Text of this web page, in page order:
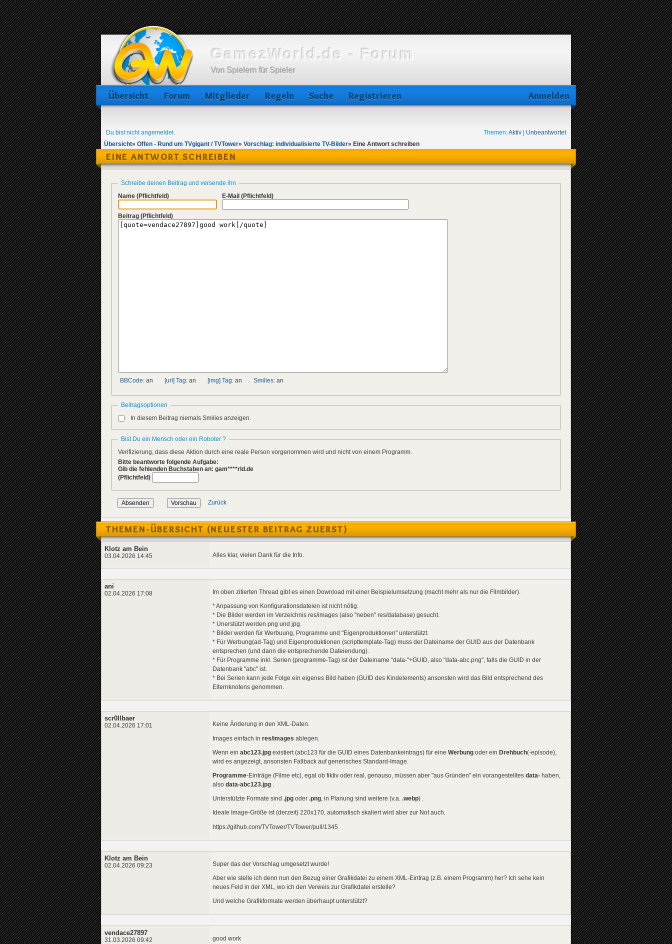
GamezWorld.de - Forum
Von Spielern für Spieler
Übersicht Forum Mitglieder Regeln Suche Registrieren Anmelden
Du bist nicht angemeldet. Themen:Aktiv
Unbeantwortet
Übersicht» Offen - Rund um TVgigant / TVTower» Vorschlag: individualisierte TV-Bilder» Eine Antwort schreiben
EINE ANTWORT SCHREIBEN
Schreibe deinen Beitrag und versende ihn
Name (Pflichtfeld) E-Mail (Pflichtfeld)
Beitrag (Pflichtfeld)
BBCode: an [url] Tag: an [img] Tag: an Smilies: an
Beitragsoptionen
In diesem Beitrag niemals Smilies anzeigen.
Bist Du ein Mensch oder ein Roboter ?
Verifizierung, dass diese Aktion durch eine reale Person vorgenommen wird und nicht von einem Programm.
Bitte beantworte folgende Aufgabe:
Gib die fehlenden Buchstaben an: gam****rld.de
(Pflichtfeld)
Zurück
THEMEN-ÜBERSICHT (NEUESTER BEITRAG ZUERST)
Klotz am Bein
03.04.2026 14:45 Alles klar, vielen Dank für die Info.
ani
02.04.2026 17:08 Im oben zitierten Thread gibt es einen Download mit einer Beispielumsetzung (macht mehr als nur die Filmbilder).
* Anpassung von Konfigurationsdateien ist nicht nötig.
* Die Bilder werden im Verzeichnis res/images (also "neben" res/database) gesucht.
* Unerstützt werden png und jpg.
* Bilder werden für Werbuung, Programme und "Eigenproduktionen" unterstützt.
* Für Werbung(ad-Tag) und Eigenproduktionen (scripttemplate-Tag) muss der Dateiname der GUID aus der Datenbank
entsprechen (und dann die entsprechende Dateiendung).
* Für Programme inkl. Serien (programme-Tag) ist der Dateiname "data-"+GUID, also "data-abc.png", falls die GUID in der
Datenbank "abc" ist.
* Bei Serien kann jede Folge ein eigenes Bild haben (GUID des Kindelements) ansonsten wird das Bild entsprechend des
Elternknotens genommen.
scr0llbaer
02.04.2026 17:01 Keine Änderung in den XML-Daten.
Images einfach in res/images ablegen.
Wenn ein abc123.jpg existiert (abc123 für die GUID eines Datenbankeintrags) für eine Werbung oder ein Drehbuch(-episode),
wird es angezeigt, ansonsten Fallback auf generisches Standard-Image.
Programme-Einträge (Filme etc), egal ob fiktiv oder real, genauso, müssen aber "aus Gründen" ein vorangestelltes data- haben,
also data-abc123.jpg .
Unterstützte Formate sind .jpg oder .png, in Planung sind weitere (v.a. .webp) .
Ideale Image-Größe ist (derzeit) 220x170, automatisch skaliert wird aber zur Not auch.
https://github.com/TVTower/TVTower/pull/1345
Klotz am Bein
02.04.2026 09:23 Super das der Vorschlag umgesetzt wurde!
Aber wie stelle ich denn nun den Bezug einer Grafikdatei zu einem XML-Eintrag (z.B. einem Programm) her? Ich sehe kein
neues Feld in der XML, wo ich den Verweis zur Grafikdatei erstelle?
Und welche Grafikformate werden überhaupt unterstützt?
vendace27897
31.03.2026 09:42 good work